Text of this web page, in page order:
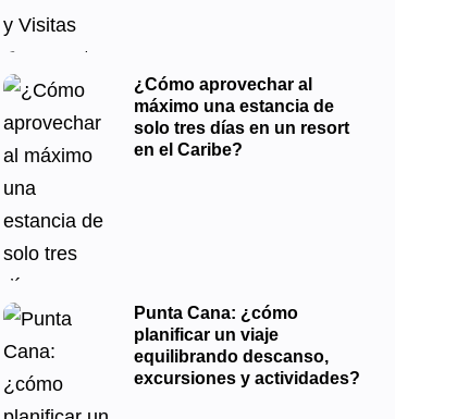
¿Cómo aprovechar al
máximo una estancia de
solo tres días en un resort
en el Caribe?
Punta Cana: ¿cómo
planificar un viaje
equilibrando descanso,
excursiones y actividades?